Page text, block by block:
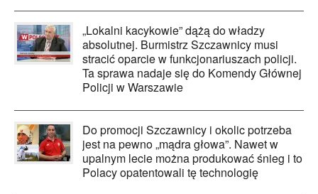
„Lokalni kacykowie” dążą do władzy
absolutnej. Burmistrz Szczawnicy musi
stracić oparcie w funkcjonariuszach policji.
Ta sprawa nadaje się do Komendy Głównej
Policji w Warszawie
Do promocji Szczawnicy i okolic potrzeba
jest na pewno „mądra głowa”. Nawet w
upalnym lecie można produkować śnieg i to
Polacy opatentowali tę technologię